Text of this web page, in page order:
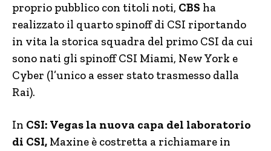
proprio pubblico con titoli noti, CBS ha
realizzato il quarto spinoff di CSI riportando
in vita la storica squadra del primo CSI da cui
sono nati gli spinoff CSI Miami, New York e
Cyber (l’unico a esser stato trasmesso dalla
Rai).
In CSI: Vegas la nuova capa del laboratorio
di CSI, Maxine è costretta a richiamare in